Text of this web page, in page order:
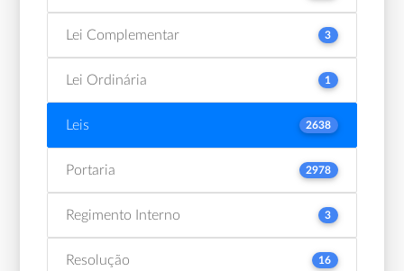
Lei Complementar 3
Lei Ordinária 1
Leis 2638
Portaria 2978
Regimento Interno 3
Resolução 16